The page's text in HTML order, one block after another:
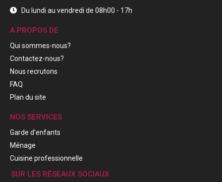
Du lundi au vendredi de 08h00 - 17h
A PROPOS DE
Qui sommes-nous?
Contactez-nous?
Nous recrutons
FAQ
Plan du site
NOS SERVICES
Garde d'enfants
Ménage
Cuisine professionnelle
SUR LES RÉSEAUX SOCIAUX